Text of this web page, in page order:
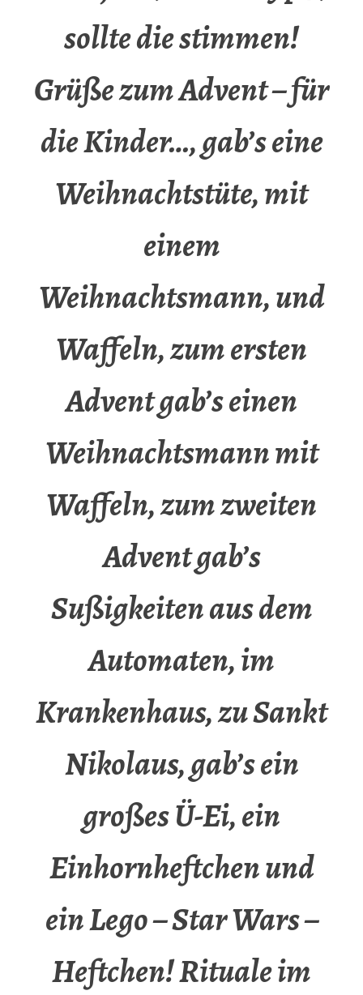
sollte die stimmen!
Grüße zum Advent – für
die Kinder…, gab’s eine
Weihnachtstüte, mit
einem
Weihnachtsmann, und
Waffeln, zum ersten
Advent gab’s einen
Weihnachtsmann mit
Waffeln, zum zweiten
Advent gab’s
Sußigkeiten aus dem
Automaten, im
Krankenhaus, zu Sankt
Nikolaus, gab’s ein
großes Ü-Ei, ein
Einhornheftchen und
ein Lego – Star Wars –
Heftchen! Rituale im